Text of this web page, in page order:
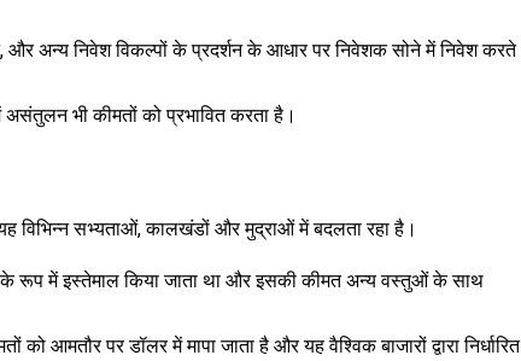
और अन्य निवेश विकल्पों के प्रदर्शन के आधार पर निवेशक सोने में निवेश करते
भी कीमतों को प्रभावित करता है।
विभिन्न सभ्यताओं, कालखंडों और मुद्राओं में बदलता रहा है।
के रूप में इस्तेमाल किया जाता था और इसकी कीमत अन्य वस्तुओं के साथ
आमतौर पर डॉलर में मापा जाता है और यह वैश्विक बाजारों द्वारा निर्धारित